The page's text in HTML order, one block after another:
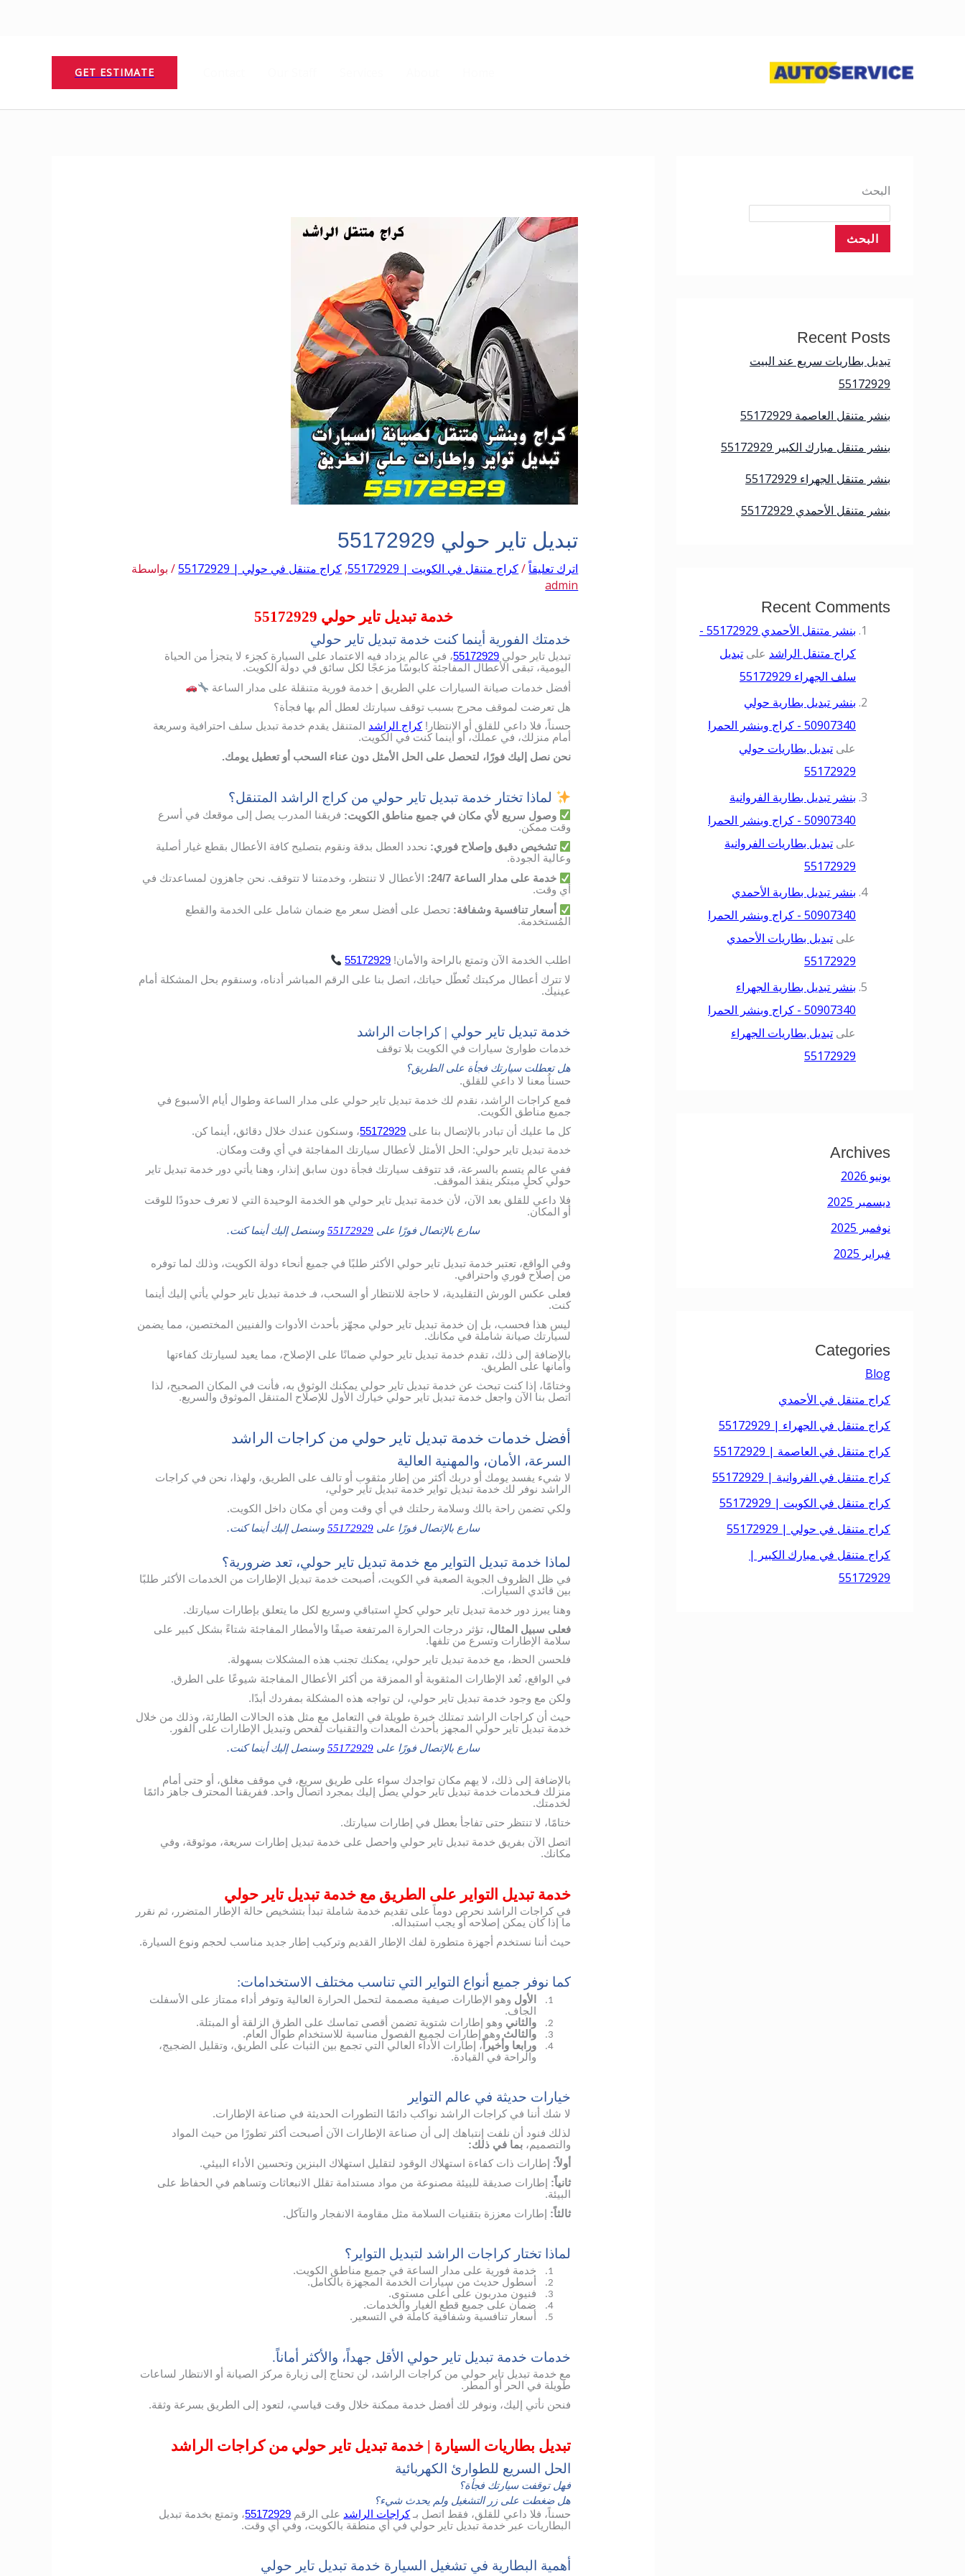
GET ESTIMATE
البحث
البحث
Recent Posts
تبديل بطاريات سريع عند البيت
55172929
بنشر متنقل العاصمة 55172929
بنشر متنقل مبارك الكبير 55172929
بنشر متنقل الجهراء 55172929
بنشر متنقل الأحمدي 55172929
Recent Comments
بنشر متنقل الأحمدي 55172929 -
كراج متنقل الراشد على تبديل
سلف الجهراء 55172929
بنشر تبديل بطارية حولي
50907340 - كراج وبنشر الحمرا
على تبديل بطاريات حولي
55172929
بنشر تبديل بطارية الفروانية
50907340 - كراج وبنشر الحمرا
على تبديل بطاريات الفروانية
55172929
بنشر تبديل بطارية الأحمدي
50907340 - كراج وبنشر الحمرا
على تبديل بطاريات الأحمدي
55172929
بنشر تبديل بطارية الجهراء
50907340 - كراج وبنشر الحمرا
على تبديل بطاريات الجهراء
55172929
Archives
يونيو 2026
ديسمبر 2025
نوفمبر 2025
فبراير 2025
Categories
Blog
كراج متنقل في الأحمدي
كراج متنقل في الجهراء | 55172929
كراج متنقل في العاصمة | 55172929
كراج متنقل في الفروانية | 55172929
كراج متنقل في الكويت | 55172929
كراج متنقل في حولي | 55172929
كراج متنقل في مبارك الكبير |
55172929
تبديل تاير حولي 55172929
اترك تعليقاً/كراج متنقل في الكويت | 55172929 , كراج متنقل في حولي | 55172929
/ بواسطة
admin
خدمة تبديل تاير حولي 55172929
خدمتك الفورية أينما كنت خدمة تبديل تاير حولي
تبديل تاير حولي 55172929، في عالم يزداد فيه الاعتماد على السيارة كجزء لا يتجزأ من الحياة
اليومية، تبقى الأعطال المفاجئة كابوسًا مزعجًا لكل سائق في دولة الكويت.
أفضل خدمات صيانة السيارات علي الطريق | خدمة فورية متنقلة على مدار الساعة
هل تعرضت لموقف محرج بسبب توقف سيارتك لعطل ألم بها فجأة؟
حسناً، فلا داعي للقلق أو الانتظار!كراج الراشد المتنقل يقدم خدمة تبديل سلف احترافية وسريعة
أمام منزلك، في عملك، أو أينما كنت في الكويت.
نحن نصل إليك فورًا، لتحصل على الحل الأمثل دون عناء السحب أو تعطيل يومك.
لماذا تختار خدمة تبديل تاير حولي من كراج الراشد المتنقل؟
وصول سريع لأي مكان في جميع مناطق الكويت: فريقنا المدرب يصل إلى موقعك في
أسرع
وقت ممكن.
تشخيص دقيق وإصلاح فوري: نحدد العطل بدقة ونقوم بتصليح كافة الأعطال بقطع غيار
أصلية
وعالية
الجودة.
خدمة على مدار الساعة 24/7: الأعطال لا تنتظر، وخدمتنا لا تتوقف. نحن جاهزون لمساعدتك في
أي وقت.
أسعار تنافسية وشفافة: تحصل على أفضل سعر مع ضمان شامل على الخدمة والقطع
المُستخدمة.
اطلب الخدمة الآن وتمتع بالراحة والأمان!
55172929
لا تترك أعطال مركبتك تُعطّل حياتك، اتصل بنا على الرقم المباشر أدناه، وسنقوم بحل المشكلة أمام
عينيك.
خدمة تبديل تاير حولي | كراجات الراشد
خدمات طوارئ سيارات في الكويت بلا توقف
هل تعطلت سيارتك فجأة على الطريق؟
حسناُ معنا لا داعي للقلق.
فمع كراجات الراشد، نقدم لك خدمة تبديل تاير حولي على مدار الساعة وطوال أيام الأسبوع في
جميع مناطق الكويت.
كل ما عليك أن تبادر بالإتصال بنا على 55172929، وسنكون عندك خلال دقائق، أينما كن.
خدمة تبديل تاير حولي: الحل الأمثل لأعطال سيارتك المفاجئة في أي وقت ومكان.
ففي عالم يتسم بالسرعة، قد تتوقف سيارتك فجأة دون سابق إنذار، وهنا يأتي دور خدمة تبديل تاير
حولي كحلٍ مبتكر ينقذ الموقف.
فلا داعي للقلق بعد الآن، لأن خدمة تبديل تاير حولي هو الخدمة الوحيدة التي لا تعرف حدودًا للوقت
أو المكان.
سارع بالإتصال فورًا على 55172929 وسنصل إليك أينما كنت.
وفي الواقع، تعتبر خدمة تبديل تاير حولي الأكثر طلبًا في جميع أنحاء دولة الكويت، وذلك لما توفره
من إصلاح فوري واحترافي.
فعلى عكس الورش التقليدية، لا حاجة للانتظار أو السحب، فـ خدمة تبديل تاير حولي يأتي إليك أينما
كنت.
ليس هذا فحسب، بل إن خدمة تبديل تاير حولي مجهّز بأحدث الأدوات والفنيين المختصين، مما يضمن
لسيارتك صيانة شاملة في مكانك.
بالإضافة إلى ذلك، تقدم خدمة تبديل تاير حولي ضمانًا على الإصلاح، مما يعيد لسيارتك كفاءتها
وأمانها على الطريق.
وختامًا، إذا كنت تبحث عن خدمة تبديل تاير حولي يمكنك الوثوق به، فأنت في المكان الصحيح، لذا
اتصل بنا الآن واجعل خدمة تبديل تاير حولي خيارك الأول للإصلاح المتنقل الموثوق والسريع.
أفضل خدمات خدمة تبديل تاير حولي من كراجات الراشد
السرعة، الأمان، والمهنية العالية
لا شيء يفسد يومك أو دربك أكثر من إطار مثقوب أو تالف على الطريق، ولهذا، نحن في كراجات
الراشد نوفر لك خدمة تبديل تواير خدمة تبديل تاير حولي،
ولكي تضمن راحة بالك وسلامة رحلتك في أي وقت ومن أي مكان داخل الكويت.
سارع بالإتصال فورًا على 55172929 وسنصل إليك أينما كنت.
لماذا خدمة تبديل التواير مع خدمة تبديل تاير حولي، تعد ضرورية؟
في ظل الظروف الجوية الصعبة في الكويت، أصبحت خدمة تبديل الإطارات من الخدمات الأكثر طلبًا
بين قائدي السيارات.
وهنا يبرز دور خدمة تبديل تاير حولي كحلٍ استباقي وسريع لكل ما يتعلق بإطارات سيارتك.
فعلى سبيل المثال، تؤثر درجات الحرارة المرتفعة صيفًا والأمطار المفاجئة شتاءً بشكل كبير على
سلامة الإطارات وتسرع من تلفها.
فلحسن الحظ، مع خدمة تبديل تاير حولي، يمكنك تجنب هذه المشكلات بسهولة.
في الواقع، تُعد الإطارات المثقوبة أو الممزقة من أكثر الأعطال المفاجئة شيوعًا على الطرق.
ولكن مع وجود خدمة تبديل تاير حولي، لن تواجه هذه المشكلة بمفردك أبدًا.
حيث أن كراجات الراشد تمتلك خبرة طويلة في التعامل مع مثل هذه الحالات الطارئة، وذلك من خلال
خدمة تبديل تاير حولي المجهز بأحدث المعدات والتقنيات لفحص وتبديل الإطارات على الفور.
سارع بالإتصال فورًا على 55172929 وسنصل إليك أينما كنت.
بالإضافة إلى ذلك، لا يهم مكان تواجدك سواء على طريق سريع، في موقف مغلق، أو حتى أمام
منزلك فـخدمات خدمة تبديل تاير حولي يصل إليك بمجرد اتصال واحد. ففريقنا المحترف جاهز دائمًا
لخدمتك.
ختامًا، لا تنتظر حتى تفاجأ بعطل في إطارات سيارتك.
اتصل الآن بفريق خدمة تبديل تاير حولي واحصل على خدمة تبديل إطارات سريعة، موثوقة، وفي
مكانك.
خدمة تبديل التواير على الطريق مع خدمة تبديل تاير حولي
في كراجات الراشد نحرص دوماً على تقديم خدمة شاملة تبدأ بتشخيص حالة الإطار المتضرر، ثم نقرر
ما إذا كان يمكن إصلاحه أو يجب استبداله.
حيث أننا نستخدم أجهزة متطورة لفك الإطار القديم وتركيب إطار جديد مناسب لحجم ونوع السيارة.
كما نوفر جميع أنواع التواير التي تناسب مختلف الاستخدامات:
1. الأول وهو الإطارات صيفية مصممة لتحمل الحرارة العالية وتوفر أداء ممتاز على الأسفلت
الجاف.
2. والثاني وهو إطارات شتوية تضمن أقصى تماسك على الطرق الزلقة أو المبتلة.
3. والثالث وهو إطارات لجميع الفصول مناسبة للاستخدام طوال العام.
4. ورابعا وأخيراً ، إطارات الأداء العالي التي تجمع بين الثبات على الطريق، وتقليل الضجيج،
والراحة في القيادة.
خيارات حديثة في عالم التواير
لا شك أننا في كراجات الراشد نواكب دائمًا التطورات الحديثة في صناعة الإطارات.
لذلك فنود أن نلفت إنتباهك إلى أن صناعة الإطارات الآن أصبحت أكثر تطورًا من حيث المواد
والتصميم، بما في ذلك:
أولاً: إطارات ذات كفاءة استهلاك الوقود لتقليل استهلاك البنزين وتحسين الأداء البيئي.
ثانياً: إطارات صديقة للبيئة مصنوعة من مواد مستدامة تقلل الانبعاثات وتساهم في الحفاظ على
البيئة.
ثالثاً: إطارات معززة بتقنيات السلامة مثل مقاومة الانفجار والتآكل.
لماذا تختار كراجات الراشد لتبديل التواير؟
1. خدمة فورية على مدار الساعة في جميع مناطق الكويت.
2. أسطول حديث من سيارات الخدمة المجهزة بالكامل.
3. فنيون مدربون على أعلى مستوى.
4. ضمان على جميع قطع الغيار والخدمات.
5. أسعار تنافسية وشفافية كاملة في التسعير.
خدمات خدمة تبديل تاير حولي الأقل جهداً، والأكثر أماناً.
مع خدمة تبديل تاير حولي من كراجات الراشد، لن تحتاج إلى زيارة مركز الصيانة أو الانتظار لساعات
طويلة في الحر أو المطر.
فنحن نأتي إليك، ونوفر لك أفضل خدمة ممكنة خلال وقت قياسي، لتعود إلى الطريق بسرعة وثقة.
تبديل بطاريات السيارة | خدمة تبديل تاير حولي من كراجات الراشد
الحل السريع للطوارئ الكهربائية
فهل توقفت سيارتك فجأة؟
هل ضغطت على زر التشغيل ولم يحدث شيء؟
حسناً، فلا داعي للقلق، فقط اتصل بـكراجات الراشد على الرقم 55172929، وتمتع بخدمة تبديل
البطاريات عبر خدمة تبديل تاير حولي في أي منطقة بالكويت، وفي أي وقت.
أهمية البطارية في تشغيل السيارة خدمة تبديل تاير حولي